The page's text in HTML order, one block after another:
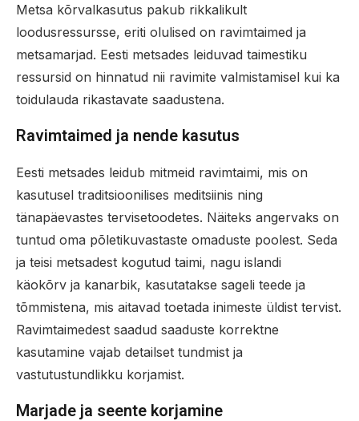
Metsa kõrvalkasutus pakub rikkalikult
loodusressursse, eriti olulised on ravimtaimed ja
metsamarjad. Eesti metsades leiduvad taimestiku
ressursid on hinnatud nii ravimite valmistamisel kui ka
toidulauda rikastavate saadustena.
Ravimtaimed ja nende kasutus
Eesti metsades leidub mitmeid ravimtaimi, mis on
kasutusel traditsioonilises meditsiinis ning
tänapäevastes tervisetoodetes. Näiteks angervaks on
tuntud oma põletikuvastaste omaduste poolest. Seda
ja teisi metsadest kogutud taimi, nagu islandi
käokõrv ja kanarbik, kasutatakse sageli teede ja
tõmmistena, mis aitavad toetada inimeste üldist tervist.
Ravimtaimedest saadud saaduste korrektne
kasutamine vajab detailset tundmist ja
vastutustundlikku korjamist.
Marjade ja seente korjamine